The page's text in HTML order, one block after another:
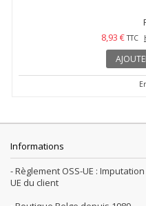
8,93 € TTC
Informations
- Règlement OSS-UE :
UE du client